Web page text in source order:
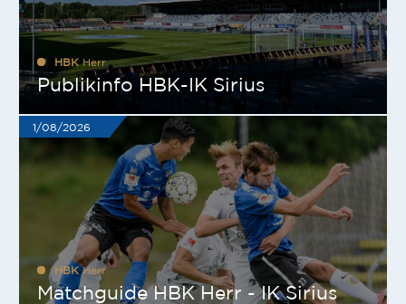
HBKHerr
Publikinfo HBK-IK Sirius
1/08/2026
HBKHerr
Matchguide HBK Herr - IK Sirius